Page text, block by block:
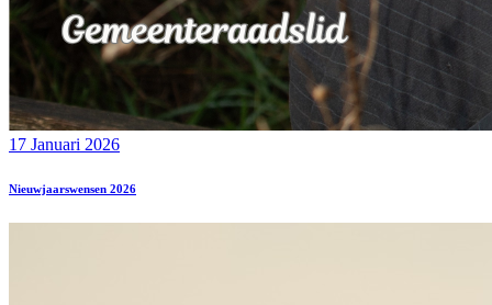
17 Januari 2026
Nieuwjaarswensen 2026